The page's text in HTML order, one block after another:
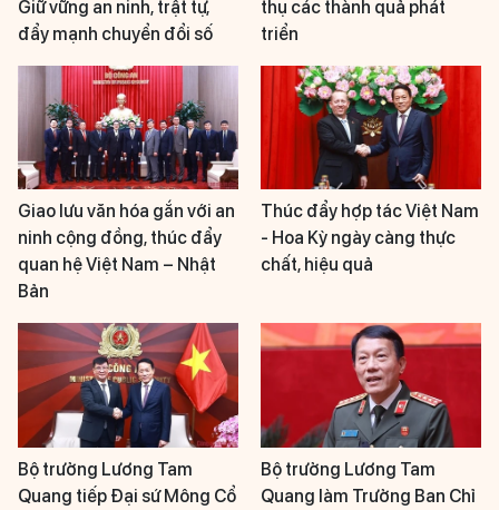
Giữ vững an ninh, trật tự,
đẩy mạnh chuyển đổi số
thụ các thành quả phát
triển
Giao lưu văn hóa gắn với an
ninh cộng đồng, thúc đẩy
quan hệ Việt Nam – Nhật
Bản
Thúc đẩy hợp tác Việt Nam
- Hoa Kỳ ngày càng thực
chất, hiệu quả
Bộ trưởng Lương Tam
Quang tiếp Đại sứ Mông Cổ
Bộ trưởng Lương Tam
Quang làm Trưởng Ban Chỉ